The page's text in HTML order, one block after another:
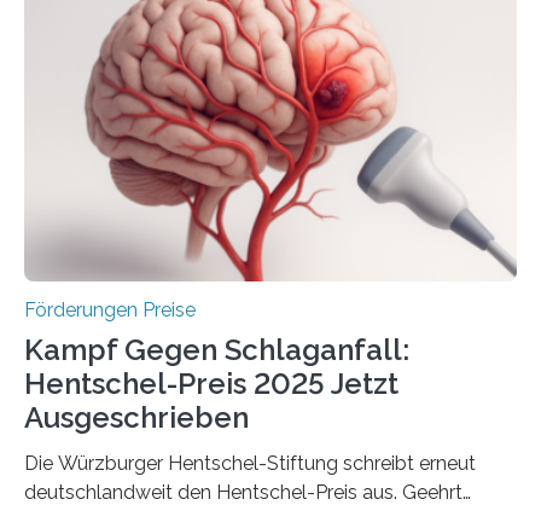
Industrieforschungsprogramme Industrielle
Gemeinschaftsforschung (IGF), Zentrales
Innovationsprogramm Mittelstand (ZIM) und
Innovationskompetenz INNO-KOM. Auf dem
Innovationstag Mittelstand 2025 am 5. Juni 2025 in
Berlin überbrachte das Bundesministerium für
Wirtschaft und Energie eine gute Nachricht:
Überplanmäßige Verpflichtungsermächtigungen in
Förderungen Preise
Kampf Gegen Schlaganfall:
Hentschel-Preis 2025 Jetzt
Ausgeschrieben
Die Würzburger Hentschel-Stiftung schreibt erneut
deutschlandweit den Hentschel-Preis aus. Geehrt